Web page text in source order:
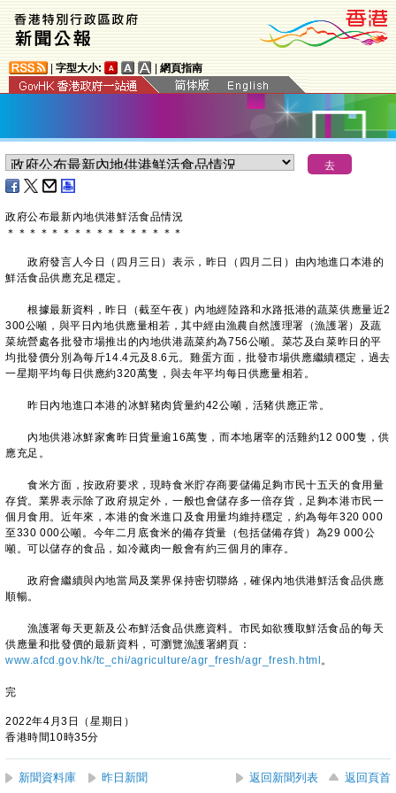
字型大小: 網頁指南
政府公布最新內地供港鮮活食品情況
＊ ＊ ＊ ＊ ＊ ＊ ＊ ＊ ＊ ＊ ＊ ＊ ＊ ＊ ＊ ＊
政府發言人今日（四月三日）表示，昨日（四月二日）由內地進口本港的
鮮活食品供應充足穩定。
根據最新資料，昨日（截至午夜）內地經陸路和水路抵港的蔬菜供應量近2
300公噸，與平日內地供應量相若，其中經由漁農自然護理署（漁護署）及蔬
菜統營處各批發市場推出的內地供港蔬菜約為756公噸。菜芯及白菜昨日的平
均批發價分別為每斤14.4元及8.6元。雞蛋方面，批發市場供應繼續穩定，過去
一星期平均每日供應約320萬隻，與去年平均每日供應量相若。
昨日內地進口本港的冰鮮豬肉貨量約42公噸，活豬供應正常。
內地供港冰鮮家禽昨日貨量逾16萬隻，而本地屠宰的活雞約12 000隻，供
應充足。
食米方面，按政府要求，現時食米貯存商要儲備足夠市民十五天的食用量
存貨。業界表示除了政府規定外，一般也會儲存多一倍存貨，足夠本港市民一
個月食用。近年來，本港的食米進口及食用量均維持穩定，約為每年320 000
至330 000公噸。今年二月底食米的備存貨量（包括儲備存貨）為29 000公
噸。可以儲存的食品，如冷藏肉一般會有約三個月的庫存。
政府會繼續與內地當局及業界保持密切聯絡，確保內地供港鮮活食品供應
順暢。
漁護署每天更新及公布鮮活食品供應資料。市民如欲獲取鮮活食品的每天
供應量和批發價的最新資料，可瀏覽漁護署網頁：
www.afcd.gov.hk/tc_chi/agriculture/agr_fresh/agr_fresh.html 。
完
2022年4月3日（星期日）
香港時間10時35分
新聞資料庫 昨日新聞 返回新聞列表 返回頁首